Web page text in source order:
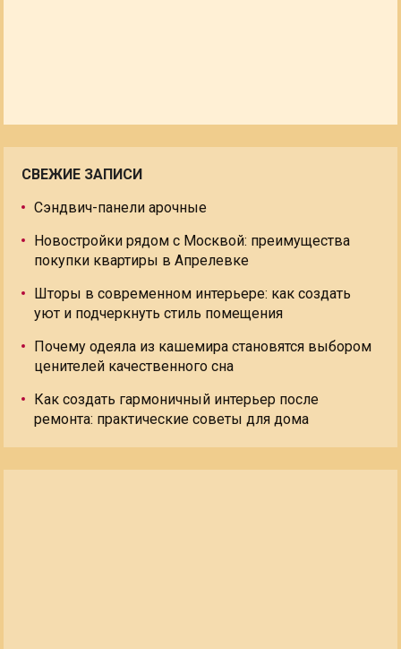
СВЕЖИЕ ЗАПИСИ
Сэндвич-панели арочные
Новостройки рядом с Москвой: преимущества
покупки квартиры в Апрелевке
Шторы в современном интерьере: как создать
уют и подчеркнуть стиль помещения
Почему одеяла из кашемира становятся выбором
ценителей качественного сна
Как создать гармоничный интерьер после
ремонта: практические советы для дома